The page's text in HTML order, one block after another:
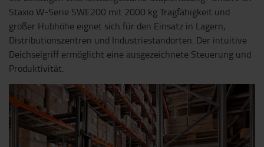
Staxio W-Serie SWE200 mit 2000 kg Tragfähigkeit und
großer Hubhöhe eignet sich für den Einsatz in Lagern,
Distributionszentren und Industriestandorten. Der intuitive
Deichselgriff ermöglicht eine ausgezeichnete Steuerung und
Produktivität.